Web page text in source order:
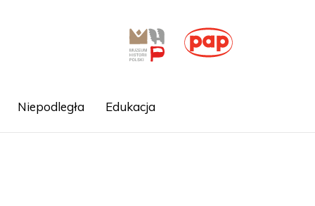
Niepodległa Edukacja